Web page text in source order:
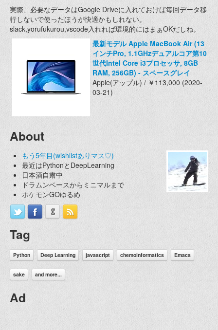
実際、必要なデータはGoogle Driveに入れておけば毎回データ移
行しないで使ったほうが快適かもしれない。
slack,yorufukurou,vscode入れれば環境的にはまぁOKだしね。
最新モデル Apple MacBook Air (13
インチPro, 1.1GHzデュアルコア第10
世代Intel Core i3プロセッサ, 8GB
RAM, 256GB) - スペースグレイ
Apple(アップル) / ￥113,000 (2020-
03-21)
About
もう5年目(wishlistありマス♡)
最近はPythonとDeepLearning
日本酒自粛中
ドラムンベースからミニマルまで
ポケモンGOゆるめ
Tag
Python Deep Learning javascript chemoinformatics Emacs
sake and more...
Ad